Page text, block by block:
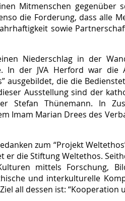
Mitmenschen
die Forderung, dass alle
sowie
Niederschlag in der
In der JVA Herford war
ausgebildet, die die
Ausstellung sind der
Stefan Thünemann. In
Imam Marian Drees des
zum “Projekt
die Stiftung Weltethos.
mittels Forschung,
und interkulturelle
all dessen ist: